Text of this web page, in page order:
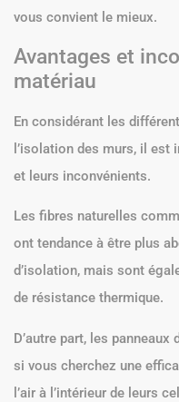
vous convient le mieux.
Avantages et
matériau
En considérant les
l’isolation des murs, il est
et leurs inconvénients.
Les fibres naturelles
ont tendance à être plus
d’isolation, mais sont
de résistance thermique.
D’autre part, les
si vous cherchez une
l’air à l’intérieur de leurs